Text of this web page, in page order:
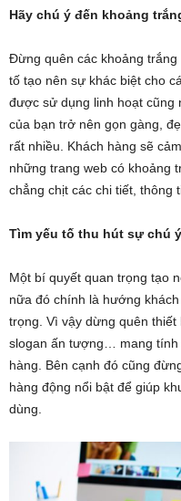
Hãy chú ý đến khoảng
Đừng quên các khoảng
tố tạo nên sự khác biệt cho
được sử dụng linh hoạt cũng
của bạn trở nên gọn gàng,
rất nhiều. Khách hàng sẽ
những trang web có khoảng
chẳng chịt các chi tiết, thông
Tìm yếu tố thu hút sự chú ý
Một bí quyết quan trọng tạo
nữa đó chính là hướng
trọng. Vì vậy dừng quên thiết
slogan ấn tượng… mang tính
hàng. Bên cạnh đó cũng
hàng động nổi bật để giúp
dùng.